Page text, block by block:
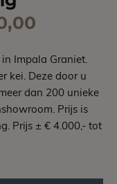
Impala Graniet.
kei. Deze door u
dan 200 unieke
Prijs is
Prijs ± € 4.000,- tot